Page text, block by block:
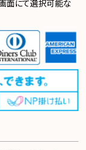
面にて選択可能な